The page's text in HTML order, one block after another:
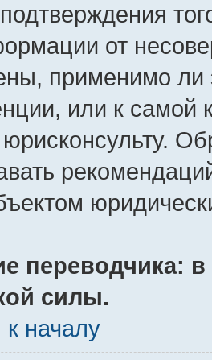
от
применимо ли
или к самой
переводчика:
силы.
к началу